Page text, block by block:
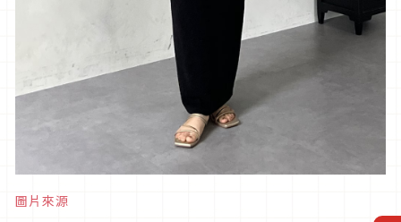
圖片來源